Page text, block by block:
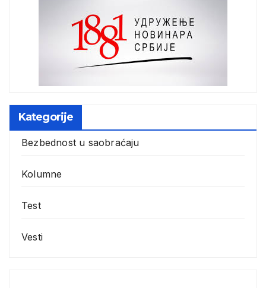
Kategorije
Bezbednost u saobraćaju
Kolumne
Test
Vesti